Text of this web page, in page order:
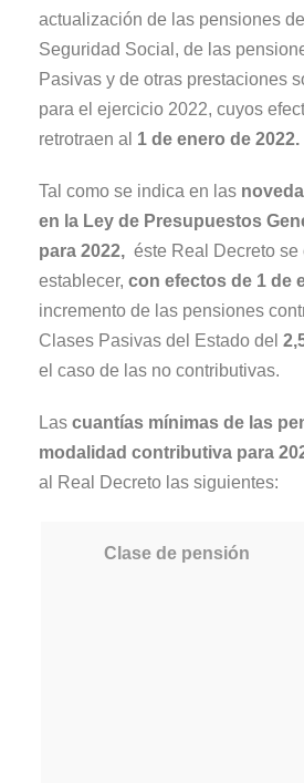
actualización de las pensiones
Seguridad Social, de las
Pasivas y de otras prestaciones
para el ejercicio 2022, cuyos
retrotraen al 1 de enero de 2022.
Tal como se indica en las
en la Ley de Presupuestos
para 2022, éste Real Decreto se
establecer, con efectos de 1 de
incremento de las pensiones
Clases Pasivas del Estado del
el caso de las no contributivas.
Las cuantías mínimas de las
modalidad contributiva para
al Real Decreto las siguientes:
Clase de pensión